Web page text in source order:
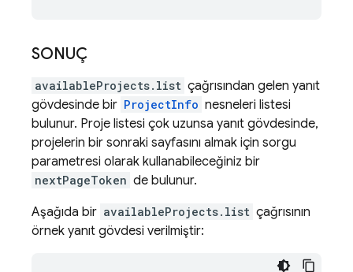
SONUÇ
availableProjects.list çağrısından gelen yanıt
gövdesinde bir ProjectInfo nesneleri listesi
bulunur. Proje listesi çok uzunsa yanıt gövdesinde,
projelerin bir sonraki sayfasını almak için sorgu
parametresi olarak kullanabileceğiniz bir
nextPageToken de bulunur.
Aşağıda bir availableProjects.list çağrısının
örnek yanıt gövdesi verilmiştir: